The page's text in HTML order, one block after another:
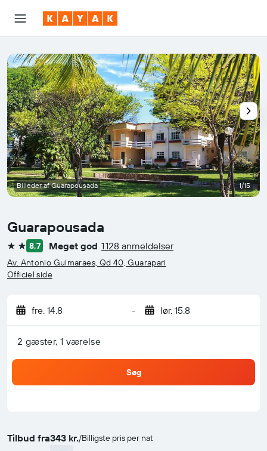
Guarapousada
2 stjerner
8,7 Meget god 1.128 anmeldelser
Av. Antonio Guimaraes, Qd 40, Guarapari
Officiel side
fre. 14.8 - lør. 15.8
2 gæster, 1 værelse
Søg
Tilbud fra343 kr./Billigste pris per nat
Billeder af Guarapousada 1/15